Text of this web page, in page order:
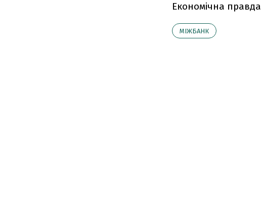
Економічна правда
МІЖБАНК